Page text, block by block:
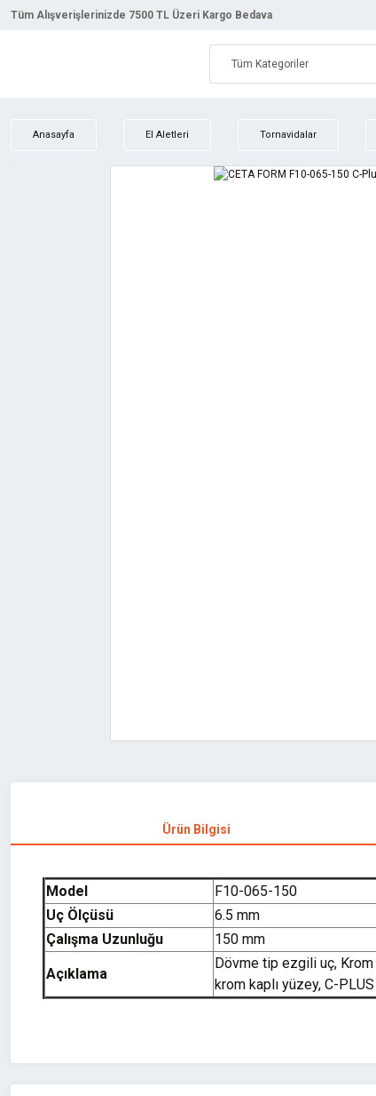
Tüm Alışverişlerinizde 7500 TL Üzeri Kargo Bedava
Anasayfa El Aletleri Tornavidalar
Ürün Bilgisi
Model
F10-065-150
Uç Ölçüsü
6.5 mm
Çalışma Uzunluğu
150 mm
Açıklama
Dövme tip ezgili uç,
krom kaplı yüzey, C-
Görüş ve önerileriniz için teşekkür ederiz.